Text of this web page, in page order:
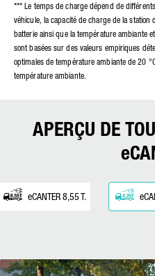
*** Le temps de charge dépend de
véhicule, la capacité de charge de la station
batterie ainsi que la température ambiante
sont basées sur des valeurs empiriques
optimales de température ambiante de 20
température ambiante.
APERÇU DE
eCANTER 8,55 T.